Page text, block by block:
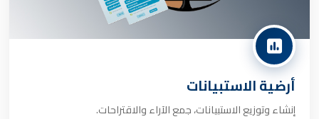
أرضية الاستبيانات
إنشاء وتوزيع الاستبيانات، جمع الآراء والاقتراحات.